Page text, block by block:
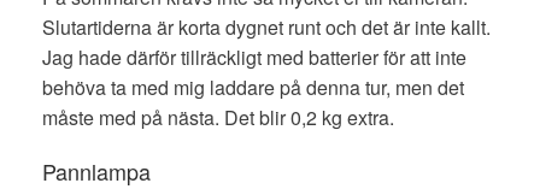
Slutartiderna är korta dygnet runt och det är inte kallt.
Jag hade därför tillräckligt med batterier för att inte
behöva ta med mig laddare på denna tur, men det
måste med på nästa. Det blir 0,2 kg extra.
Pannlampa